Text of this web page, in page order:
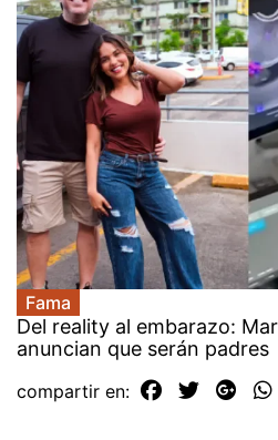
Fama
Del reality al embarazo:
anuncian que serán padres
compartir en: